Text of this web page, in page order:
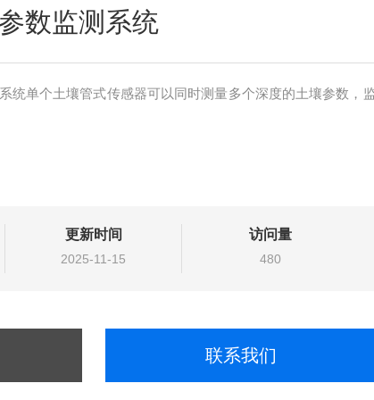
数监测系统
统单个土壤管式传感器可以同时测量多个深度的土壤参数，
更新时间
2025-11-15
访问量
480
联系我们